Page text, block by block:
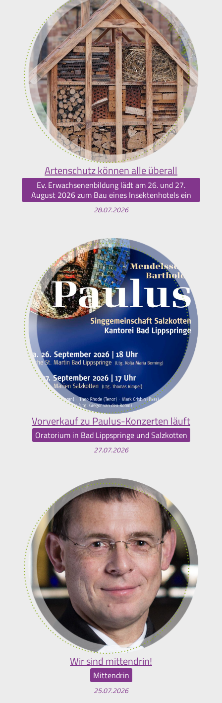
Artenschutz können alle überall
Ev. Erwachsenenbildung lädt am 26. und 27.
August 2026 zum Bau eines Insektenhotels ein
28.07.2026
Vorverkauf zu Paulus-Konzerten läuft
Oratorium in Bad Lippspringe und Salzkotten
27.07.2026
Wir sind mittendrin!
Mittendrin
25.07.2026